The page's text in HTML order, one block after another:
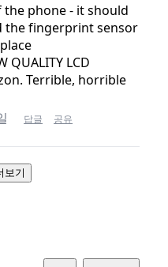
the phone - it should
the fingerprint sensor
QUALITY LCD
Terrible, horrible
답글 공유
보기